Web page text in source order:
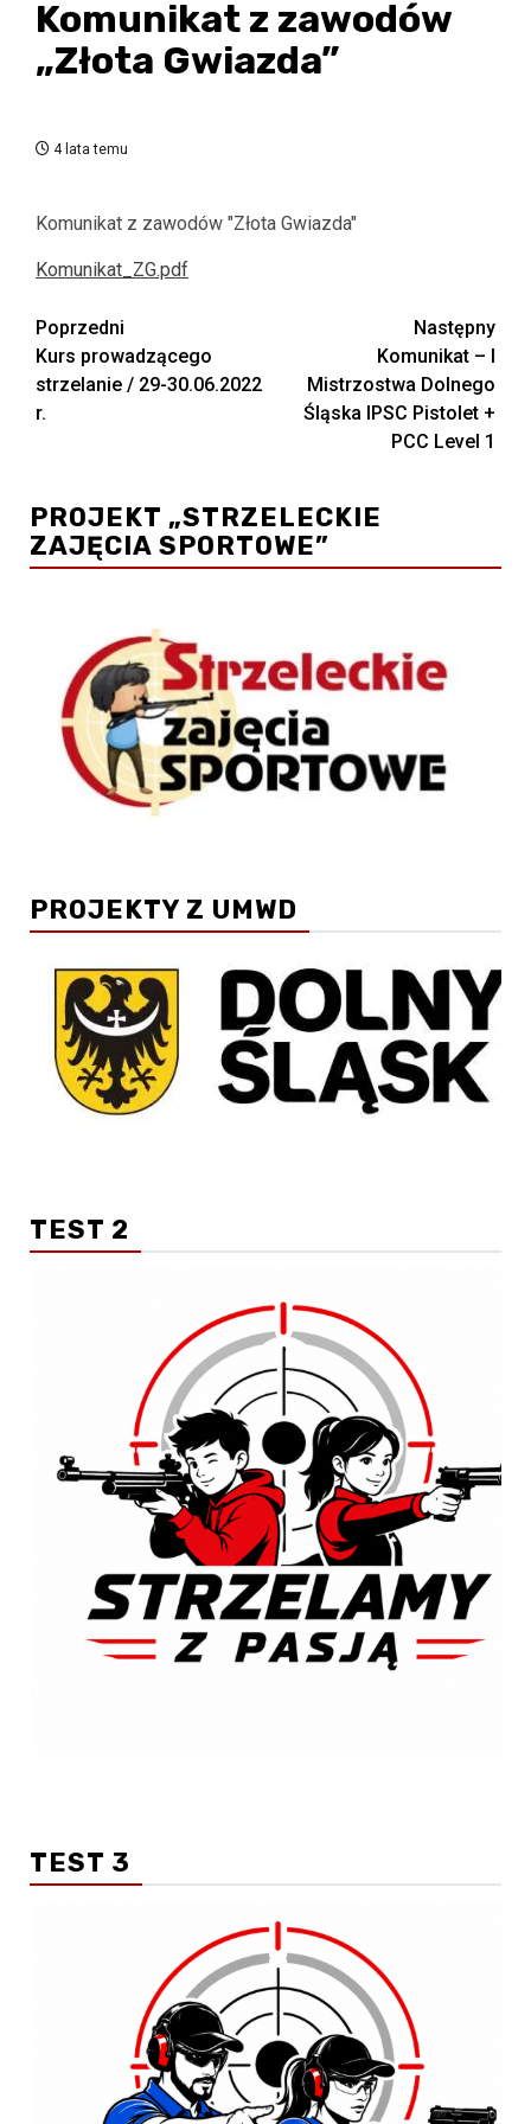
Komunikat z zawodów
„Złota Gwiazda”
4 lata temu
Komunikat z zawodów "Złota Gwiazda"
Komunikat_ZG.pdf
Zobacz
wpisy
Poprzedni
Kurs prowadzącego
strzelanie / 29-30.06.2022
r.
Następny
Komunikat – I
Mistrzostwa Dolnego
Śląska IPSC Pistolet +
PCC Level 1
PROJEKT „STRZELECKIE
ZAJĘCIA SPORTOWE”
PROJEKTY Z UMWD
TEST 2
TEST 3